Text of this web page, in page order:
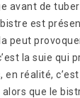
avant de
est
peut
la suie qui
réalité,
que le